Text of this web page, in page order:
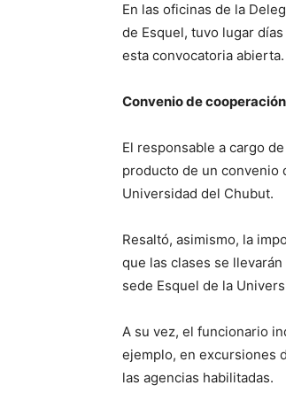
En las oficinas de la
de Esquel, tuvo lugar
esta convocatoria abierta.
Convenio de cooperación
El responsable a cargo
producto de un convenio
Universidad del Chubut.
Resaltó, asimismo, la
que las clases se
sede Esquel de la
A su vez, el funcionario
ejemplo, en excursiones
las agencias habilitadas.